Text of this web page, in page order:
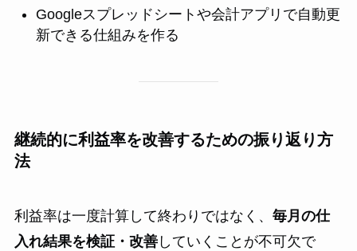
Googleスプレッドシートや会計アプリで自動更
新できる仕組みを作る
継続的に利益率を改善するための振り返り方
法
利益率は一度計算して終わりではなく、 毎月の仕
入れ結果を検証・改善していくことが不可欠で